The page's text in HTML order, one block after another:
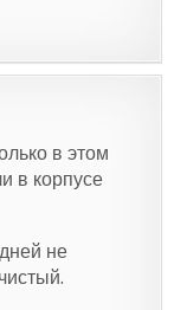
в этом
в корпусе
не